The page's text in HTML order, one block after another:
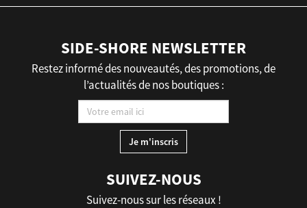
SIDE-SHORE NEWSLETTER
Restez informé des nouveautés, des promotions, de
l’actualités de nos boutiques :
SUIVEZ-NOUS
Suivez-nous sur les réseaux !